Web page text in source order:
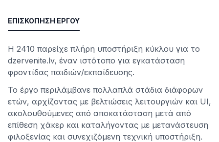
ΕΠΙΣΚΌΠΗΣΗ ΈΡΓΟΥ
Η 2410 παρείχε πλήρη υποστήριξη κύκλου για το
dzervenite.lv, έναν ιστότοπο για εγκατάσταση
φροντίδας παιδιών/εκπαίδευσης.
Το έργο περιλάμβανε πολλαπλά στάδια διάφορων
ετών, αρχίζοντας με βελτιώσεις λειτουργιών και UI,
ακολουθούμενες από αποκατάσταση μετά από
επίθεση χάκερ και καταλήγοντας με μετανάστευση
φιλοξενίας και συνεχιζόμενη τεχνική υποστήριξη.